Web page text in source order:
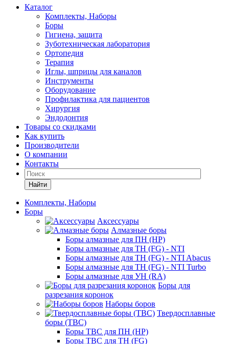
Каталог
Комплекты, Наборы
Боры
Гигиена, защита
Зуботехническая лаборатория
Ортопедия
Терапия
Иглы, шприцы для каналов
Инструменты
Оборудование
Профилактика для пациентов
Хирургия
Эндодонтия
Товары со скидками
Как купить
Производители
О компании
Контакты
Найти
Комплекты, Наборы
Боры
Аксессуары
Алмазные боры
Боры алмазные для ПН (HP)
Боры алмазные для ТН (FG) - NTI
Боры алмазные для ТН (FG) - NTI Abacus
Боры алмазные для ТН (FG) - NTI Turbo
Боры алмазные для УН (RA)
Боры для
разрезания коронок
Наборы боров
Твердосплавные
боры (ТВС)
Боры ТВС для ПН (HP)
Боры ТВС для ТН (FG)